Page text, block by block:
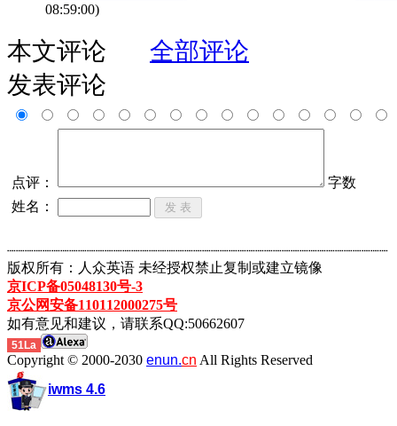
08:59:00)
本文评论
全部评论
发表评论
点评：
字数
姓名：
┈┈┈┈┈┈┈┈┈┈┈┈┈┈┈┈┈┈┈┈┈┈┈┈┈┈┈┈┈┈┈┈┈┈┈┈┈┈┈┈┈┈┈
版权所有：人众英语 未经授权禁止复制或建立镜像
京ICP备05048130号-3
京公网安备110112000275号
如有意见和建议，请联系QQ:50662607
51La
Copyright © 2000-2030 enun.cn All Rights Reserved
iwms 4.6